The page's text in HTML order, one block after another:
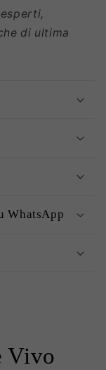
di ultima
WhatsApp
Vivo